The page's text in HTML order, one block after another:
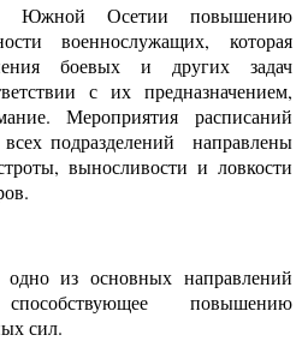
Южной Осетии повышению
военнослужащих, которая
боевых и других задач
с их предназначением,
Мероприятия расписаний
подразделений направлены
выносливости и ловкости
одно из основных направлений
повышению
сил.